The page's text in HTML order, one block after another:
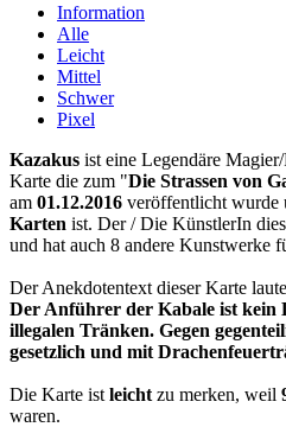
Information
Alle
Leicht
Mittel
Schwer
Pixel
Kazakus ist eine Legendäre
Karte die zum "Die Strassen von
am 01.12.2016 veröffentlicht wurde
Karten ist. Der / Die KünstlerIn
und hat auch 8 andere Kunstwerke
Der Anekdotentext dieser Karte
Der Anführer der Kabale ist kein
illegalen Tränken. Gegen
gesetzlich und mit
Die Karte ist leicht zu merken, weil
waren.